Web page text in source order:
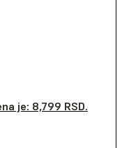
je: 8,799 RSD.